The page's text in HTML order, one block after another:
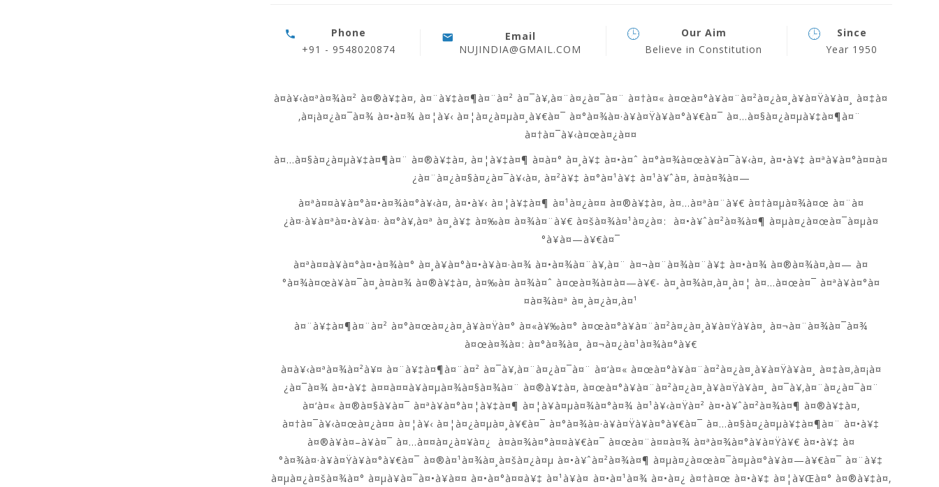
Phone
+91 - 9548020874
Email
NUJINDIA@GMAIL.COM
Our Aim
Believe in Constitution
Since
Year 1950
à¤­à¥‹à¤ªà¤¾à¤² à¤®à¥‡à¤‚ à¤¨à¥‡à¤¶à¤¨à¤² à¤¯à¥‚à¤¨à¤¿à¤¯à¤¨ à¤†à¤« à¤œà¤°à¥à¤¨à¤²à¤¿à¤¸à¥à¤Ÿà¥à¤¸ à¤‡à¤
‚à¤¡à¤¿à¤¯à¤¾ à¤•à¤¾ à¤¦à¥‹ à¤¦à¤¿à¤µà¤¸à¥€à¤¯ à¤°à¤¾à¤·à¥à¤Ÿà¥à¤°à¥€à¤¯ à¤…à¤§à¤¿à¤µà¥‡à¤¶à¤¨
à¤†à¤¯à¥‹à¤œà¤¿à¤¤
à¤…à¤§à¤¿à¤µà¥‡à¤¶à¤¨ à¤®à¥‡à¤‚ à¤¦à¥‡à¤¶ à¤­à¤° à¤¸à¥‡ à¤•à¤ˆ à¤°à¤¾à¤œà¥à¤¯à¥‹à¤‚ à¤•à¥‡ à¤ªà¥à¤°à¤¤à¤
¿à¤¨à¤¿à¤§à¤¿à¤¯à¥‹à¤‚ à¤²à¥‡ à¤°à¤¹à¥‡ à¤¹à¥ˆà¤‚ à¤­à¤¾à¤—
à¤ªà¤¤à¥à¤°à¤•à¤¾à¤°à¥‹à¤‚ à¤•à¥‹ à¤¦à¥‡à¤¶ à¤¹à¤¿à¤¤ à¤®à¥‡à¤‚ à¤…à¤ªà¤¨à¥€ à¤†à¤µà¤¾à¤œ à¤¨à¤
¿à¤·à¥à¤ªà¤•à¥à¤· à¤°à¥‚à¤ª à¤¸à¥‡ à¤‰à¤ à¤¾à¤¨à¥€ à¤šà¤¾à¤¹à¤¿à¤: à¤•à¥ˆà¤²à¤¾à¤¶ à¤µà¤¿à¤œà¤¯à¤µà¤
°à¥à¤—à¥€à¤¯
à¤ªà¤¤à¥à¤°à¤•à¤¾à¤° à¤¸à¥à¤°à¤•à¥à¤·à¤¾ à¤•à¤¾à¤¨à¥‚à¤¨ à¤¬à¤¨à¤¾à¤¨à¥‡ à¤•à¤¾ à¤®à¤¾à¤‚à¤— à¤
°à¤¾à¤œà¥à¤¯à¤¸à¤­à¤¾ à¤®à¥‡à¤‚ à¤‰à¤ à¤¾à¤ˆ à¤œà¤¾à¤à¤—à¥€- à¤¸à¤¾à¤‚à¤¸à¤¦ à¤…à¤œà¤¯ à¤ªà¥à¤°à¤
¤à¤¾à¤ª à¤¸à¤¿à¤‚à¤¹
à¤¨à¥‡à¤¶à¤¨à¤² à¤°à¤œà¤¿à¤¸à¥à¤Ÿà¤° à¤«à¥‰à¤° à¤œà¤°à¥à¤¨à¤²à¤¿à¤¸à¥à¤Ÿà¥à¤¸ à¤¬à¤¨à¤¾à¤¯à¤¾
à¤œà¤¾à¤: à¤°à¤¾à¤¸ à¤¬à¤¿à¤¹à¤¾à¤°à¥€
à¤­à¥‹à¤ªà¤¾à¤²à¥¤ à¤¨à¥‡à¤¶à¤¨à¤² à¤¯à¥‚à¤¨à¤¿à¤¯à¤¨ à¤‘à¤« à¤œà¤°à¥à¤¨à¤²à¤¿à¤¸à¥à¤Ÿà¥à¤¸ à¤‡à¤‚à¤¡à¤
¿à¤¯à¤¾ à¤•à¥‡ à¤¤à¤¤à¥à¤µà¤¾à¤§à¤¾à¤¨ à¤®à¥‡à¤‚ à¤œà¤°à¥à¤¨à¤²à¤¿à¤¸à¥à¤Ÿà¥à¤¸ à¤¯à¥‚à¤¨à¤¿à¤¯à¤¨
à¤‘à¤« à¤®à¤§à¥à¤¯ à¤ªà¥à¤°à¤¦à¥‡à¤¶ à¤¦à¥à¤µà¤¾à¤°à¤¾ à¤¹à¥‹à¤Ÿà¤² à¤•à¥ˆà¤²à¤¾à¤¶ à¤®à¥‡à¤‚
à¤†à¤¯à¥‹à¤œà¤¿à¤¤ à¤¦à¥‹ à¤¦à¤¿à¤µà¤¸à¥€à¤¯ à¤°à¤¾à¤·à¥à¤Ÿà¥à¤°à¥€à¤¯ à¤…à¤§à¤¿à¤µà¥‡à¤¶à¤¨ à¤•à¥‡
à¤®à¥à¤–à¥à¤¯ à¤…à¤¤à¤¿à¤¥à¤¿ à¤­à¤¾à¤°à¤¤à¥€à¤¯ à¤œà¤¨à¤¤à¤¾ à¤ªà¤¾à¤°à¥à¤Ÿà¥€ à¤•à¥‡ à¤
°à¤¾à¤·à¥à¤Ÿà¥à¤°à¥€à¤¯ à¤®à¤¹à¤¾à¤¸à¤šà¤¿à¤µ à¤•à¥ˆà¤²à¤¾à¤¶ à¤µà¤¿à¤œà¤¯à¤µà¤°à¥à¤—à¥€à¤¯ à¤¨à¥‡
à¤µà¤¿à¤šà¤¾à¤° à¤µà¥à¤¯à¤•à¥à¤¤ à¤•à¤°à¤¤à¥‡ à¤¹à¥à¤ à¤•à¤¹à¤¾ à¤•à¤¿ à¤†à¤œ à¤•à¥‡ à¤¦à¥Œà¤° à¤®à¥‡à¤‚